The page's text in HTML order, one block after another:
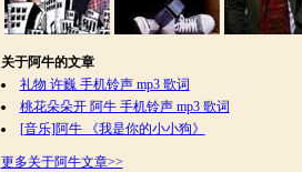
关于阿牛的文章
礼物 许巍 手机铃声 mp3 歌词
桃花朵朵开 阿牛 手机铃声 mp3 歌词
[音乐]阿牛 《我是你的小小狗》
更多关于阿牛文章>>